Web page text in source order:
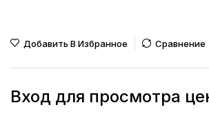
Добавить В Избранное Сравнение
Вход для просмотра